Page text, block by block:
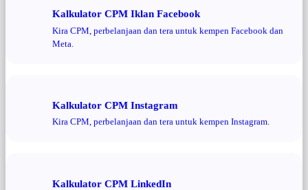
Kalkulator CPM Iklan Facebook
Kira CPM, perbelanjaan dan tera untuk kempen Facebook dan
Meta.
Kalkulator CPM Instagram
Kira CPM, perbelanjaan dan tera untuk kempen Instagram.
Kalkulator CPM LinkedIn